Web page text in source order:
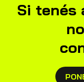
Si tenés